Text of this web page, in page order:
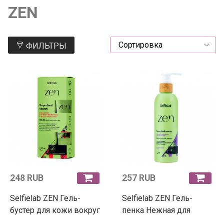
ZEN
ФИЛЬТРЫ
248 RUB
Selfielab ZEN Гель-
бустер для кожи вокруг
257 RUB
Selfielab ZEN Гель-
пенка Нежная для